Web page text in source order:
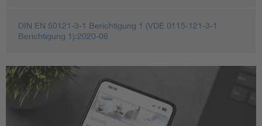
DIN EN 50121-3-1 Berichtigung 1 (VDE 0115-121-3-1
Berichtigung 1):2020-06